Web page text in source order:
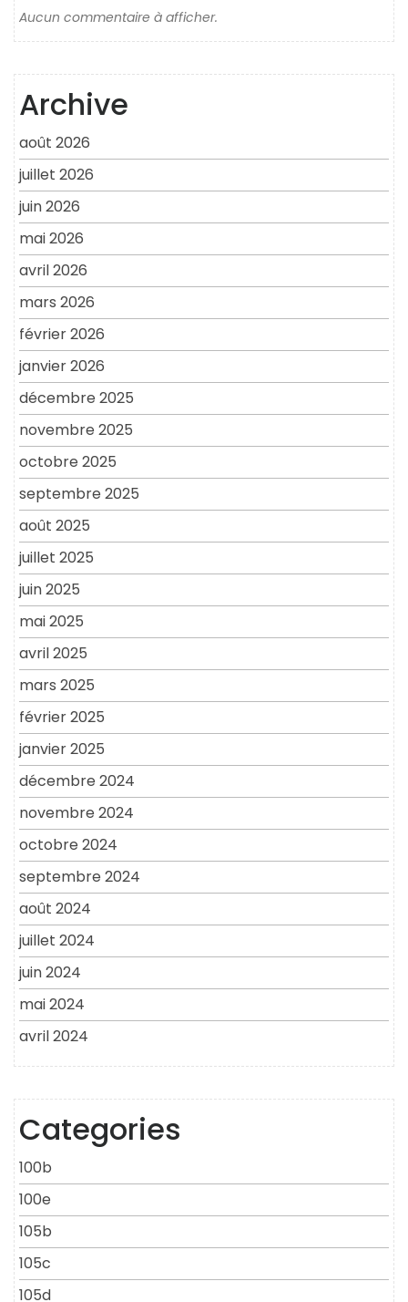
Aucun commentaire à afficher.
Archive
août 2026
juillet 2026
juin 2026
mai 2026
avril 2026
mars 2026
février 2026
janvier 2026
décembre 2025
novembre 2025
octobre 2025
septembre 2025
août 2025
juillet 2025
juin 2025
mai 2025
avril 2025
mars 2025
février 2025
janvier 2025
décembre 2024
novembre 2024
octobre 2024
septembre 2024
août 2024
juillet 2024
juin 2024
mai 2024
avril 2024
Categories
100b
100e
105b
105c
105d